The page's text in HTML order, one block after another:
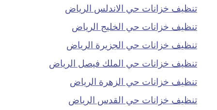
تنظيف خزانات حي الاندلس الرياض
تنظيف خزانات حي الخليج الرياض
تنظيف خزانات حي الجزيرة الرياض
تنظيف خزانات حي الملك فيصل الرياض
تنظيف خزانات حي الزهرة الرياض
تنظيف خزانات حي القدس الرياض